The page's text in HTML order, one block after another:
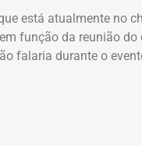
está atualmente no
função da reunião
falaria durante o